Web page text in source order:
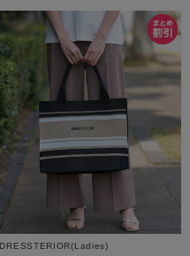
DRESSTERIOR(Ladies)